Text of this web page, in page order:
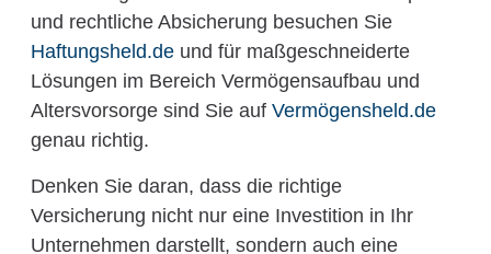
und rechtliche Absicherung besuchen Sie
Haftungsheld.deund für maßgeschneiderte
Lösungen im Bereich Vermögensaufbau und
Altersvorsorge sind Sie auf Vermögensheld.de
genau richtig.
Denken Sie daran, dass die richtige
Versicherung nicht nur eine Investition in Ihr
Unternehmen darstellt, sondern auch eine